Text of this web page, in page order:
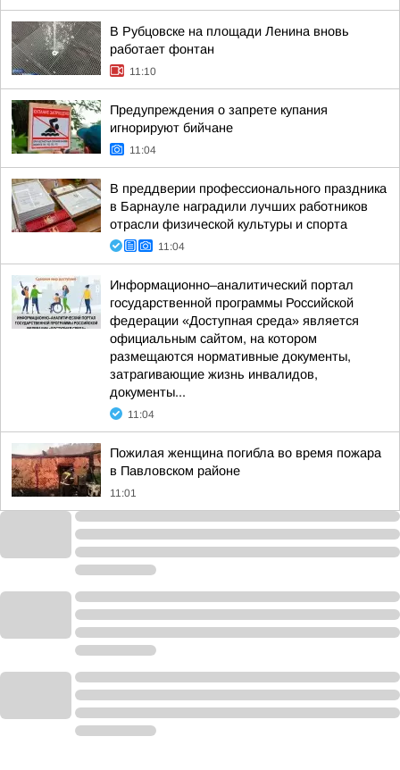
В Рубцовске на площади Ленина вновь
работает фонтан
11:10
Предупреждения о запрете купания
игнорируют бийчане
11:04
В преддверии профессионального праздника
в Барнауле наградили лучших работников
отрасли физической культуры и спорта
11:04
Информационно–аналитический портал
государственной программы Российской
федерации «Доступная среда» является
официальным сайтом, на котором
размещаются нормативные документы,
затрагивающие жизнь инвалидов,
документы...
11:04
Пожилая женщина погибла во время пожара
в Павловском районе
11:01